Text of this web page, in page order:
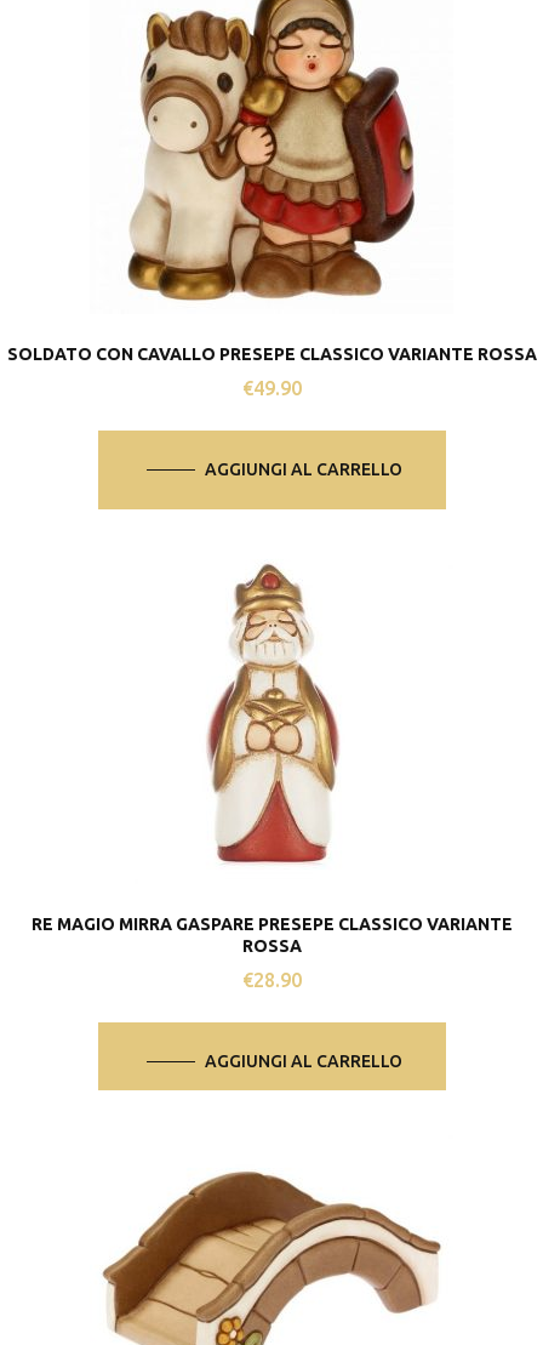
SOLDATO CON CAVALLO PRESEPE CLASSICO VARIANTE ROSSA
€49.90
AGGIUNGI AL CARRELLO
RE MAGIO MIRRA GASPARE PRESEPE CLASSICO VARIANTE
ROSSA
€28.90
AGGIUNGI AL CARRELLO